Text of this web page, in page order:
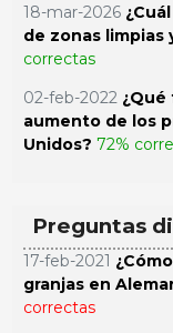
18-mar-2026
de zonas limpias
correctas
02-feb-2022
aumento de los
Unidos? 72%
Preguntas
17-feb-2021
granjas en
correctas